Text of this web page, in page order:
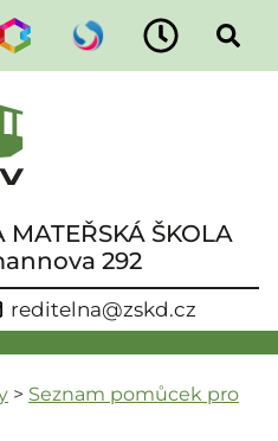
ŠKOLA
292
reditelna@zskd.cz
> Seznam pomůcek pro